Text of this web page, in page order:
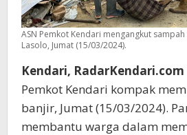
ASN Pemkot Kendari mengangkut
Lasolo, Jumat (15/03/2024).
Kendari, RadarKendari.com
Pemkot Kendari kompak
banjir, Jumat (15/03/2024).
membantu warga dalam